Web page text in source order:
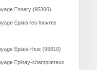
Ennery (95300)
Epiais-les-louvres
Epiais-rhus (95810)
Epinay-champlatreux